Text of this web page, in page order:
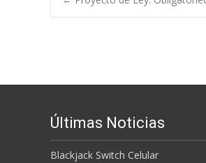
Últimas Noticias
Blackjack Switch Celular